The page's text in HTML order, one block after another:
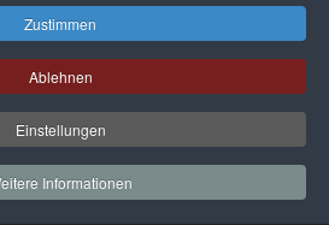
Zustimmen
Ablehnen
Einstellungen
Informationen